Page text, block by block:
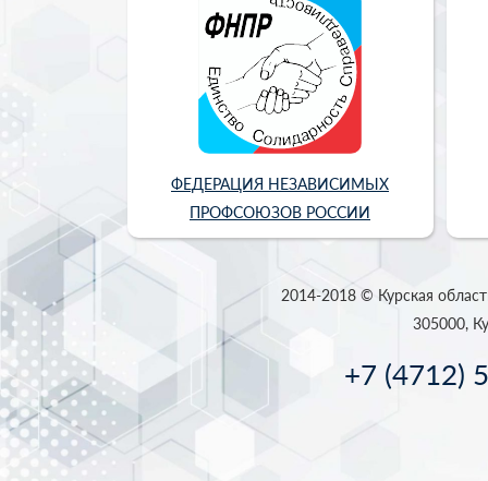
ФЕДЕРАЦИЯ НЕЗАВИСИМЫХ
ПРОФСОЮЗОВ РОССИИ
2014-2018 © Курская
305000,
+7 (4712)